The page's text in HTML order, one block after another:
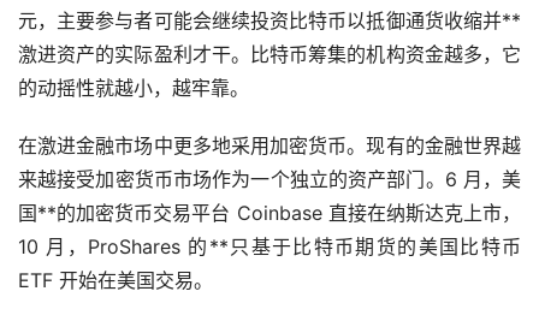
元，主要参与者可能会继续投资比特币以抵御通货收缩并**
激进资产的实际盈利才干。比特币筹集的机构资金越多，它
的动摇性就越小，越牢靠。
在激进金融市场中更多地采用加密货币。现有的金融世界越
来越接受加密货币市场作为一个独立的资产部门。6 月，美
国**的加密货币交易平台 Coinbase 直接在纳斯达克上市，
10 月，ProShares 的**只基于比特币期货的美国比特币
ETF 开始在美国交易。